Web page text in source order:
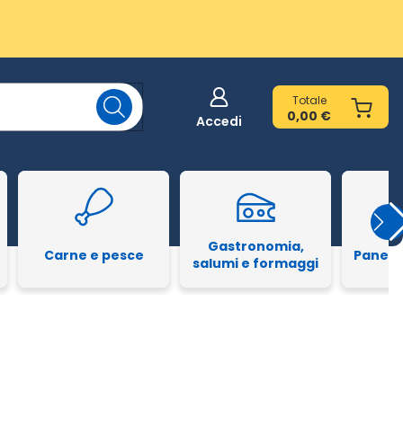
Accedi
Totale
0,00 €
Carne e pesce
Gastronomia,
salumi e formaggi
Pane